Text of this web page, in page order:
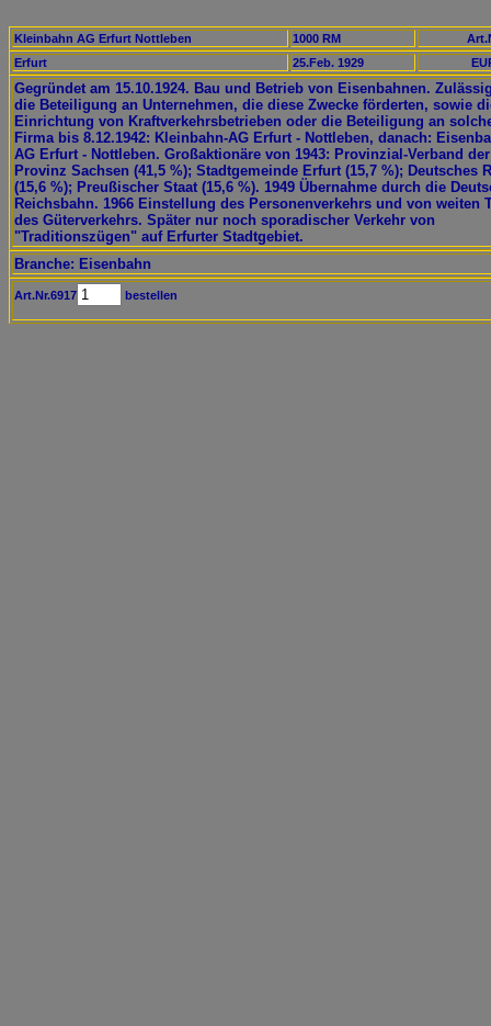
Kleinbahn AG Erfurt Nottleben 1000 RM
Erfurt
25.Feb. 1929
Gegründet am 15.10.1924. Bau und Betrieb von Eisenbahnen.
die Beteiligung an Unternehmen, die diese Zwecke förderten, sowie
Einrichtung von Kraftverkehrsbetrieben oder die Beteiligung an
Firma bis 8.12.1942: Kleinbahn-AG Erfurt - Nottleben, danach:
AG Erfurt - Nottleben. Großaktionäre von 1943: Provinzial-Verband der
Provinz Sachsen (41,5 %); Stadtgemeinde Erfurt (15,7 %); Deutsches
(15,6 %); Preußischer Staat (15,6 %). 1949 Übernahme durch die
Reichsbahn. 1966 Einstellung des Personenverkehrs und von weiten
des Güterverkehrs. Später nur noch sporadischer Verkehr von
"Traditionszügen" auf Erfurter Stadtgebiet.
Branche: Eisenbahn
Art.Nr.6917 bestellen